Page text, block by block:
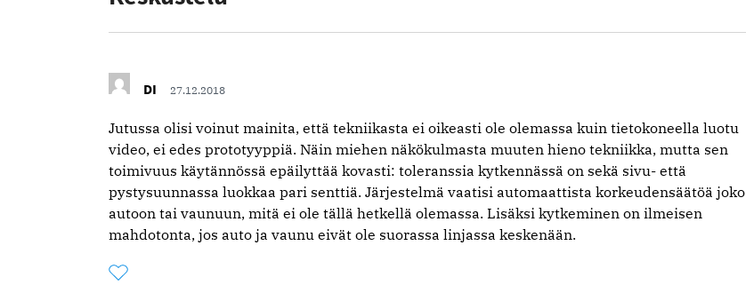
DI 27.12.2018
Jutussa olisi voinut mainita, että tekniikasta ei oikeasti ole olemassa kuin tietokoneella luotu
video, ei edes prototyyppiä. Näin miehen näkökulmasta muuten hieno tekniikka, mutta sen
toimivuus käytännössä epäilyttää kovasti: toleranssia kytkennässä on sekä sivu- että
pystysuunnassa luokkaa pari senttiä. Järjestelmä vaatisi automaattista korkeudensäätöä joko
autoon tai vaunuun, mitä ei ole tällä hetkellä olemassa. Lisäksi kytkeminen on ilmeisen
mahdotonta, jos auto ja vaunu eivät ole suorassa linjassa keskenään.
Tykkää
kommentista